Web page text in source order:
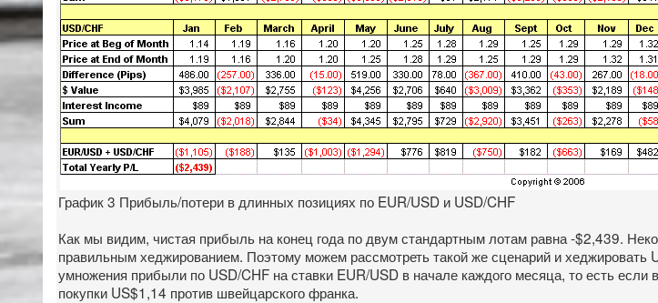
График 3 Прибыль/потери в длинных позициях по EUR/USD и USD/CHF
Как мы видим, чистая прибыль на конец года по двум стандартным лотам равна -$2,439.
правильным хеджированием. Поэтому можем рассмотреть такой же сценарий и
умножения прибыли по USD/CHF на ставки EUR/USD в начале каждого месяца, то есть
покупки US$1,14 против швейцарского франка.